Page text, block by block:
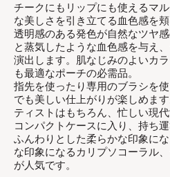
チークにもリップにも使えるマ
な美しさを引き立てる血色感を頬
透明感のある発色が自然なツヤ
と蒸気したような血色感を与え
演出します。肌なじみのよいカ
も最適なポーチの必需品。
指先を使ったり専用のブラシを
でも美しい仕上がりが楽しめま
ティストはもちろん、忙しい現
コンパクトケースに入り、持ち運
ふんわりとした柔らかな印象に
な印象になるカリプソコーラル
が人気です。